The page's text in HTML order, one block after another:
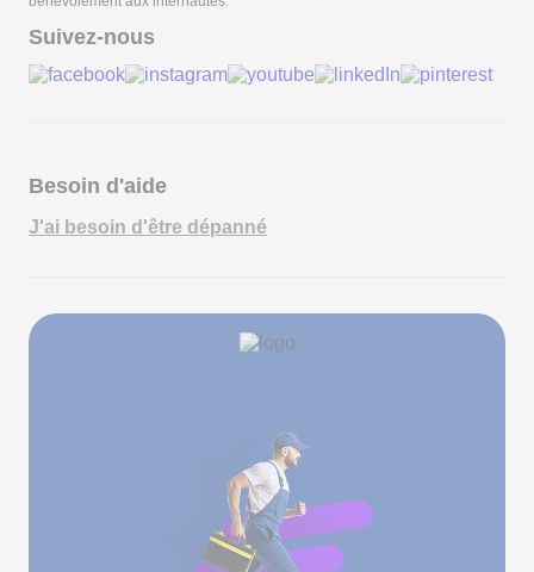
Suivez-nous
Besoin d'aide
J'ai besoin d'être dépanné